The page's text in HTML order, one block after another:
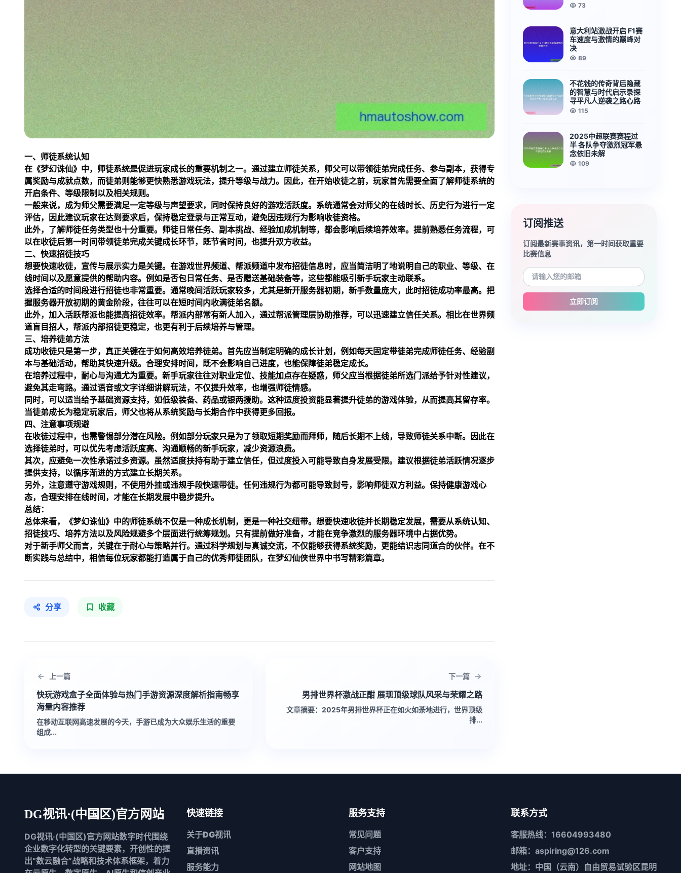
一、师徒系统认知
在《梦幻诛仙》中，师徒系统是促进玩家成长的重要机制之一。通过建立师徒关系，师父可以带领徒弟完成任务、参与副本，获得专
属奖励与成就点数，而徒弟则能够更快熟悉游戏玩法，提升等级与战力。因此，在开始收徒之前，玩家首先需要全面了解师徒系统的
开启条件、等级限制以及相关规则。
一般来说，成为师父需要满足一定等级与声望要求，同时保持良好的游戏活跃度。系统通常会对师父的在线时长、历史行为进行一定
评估，因此建议玩家在达到要求后，保持稳定登录与正常互动，避免因违规行为影响收徒资格。
此外，了解师徒任务类型也十分重要。师徒日常任务、副本挑战、经验加成机制等，都会影响后续培养效率。提前熟悉任务流程，可
以在收徒后第一时间带领徒弟完成关键成长环节，既节省时间，也提升双方收益。
二、快速招徒技巧
想要快速收徒，宣传与展示实力是关键。在游戏世界频道、帮派频道中发布招徒信息时，应当简洁明了地说明自己的职业、等级、在
线时间以及愿意提供的帮助内容。例如是否包日常任务、是否赠送基础装备等，这些都能吸引新手玩家主动联系。
选择合适的时间段进行招徒也非常重要。通常晚间活跃玩家较多，尤其是新开服务器初期，新手数量庞大，此时招徒成功率最高。把
握服务器开放初期的黄金阶段，往往可以在短时间内收满徒弟名额。
此外，加入活跃帮派也能提高招徒效率。帮派内部常有新人加入，通过帮派管理层协助推荐，可以迅速建立信任关系。相比在世界频
道盲目招人，帮派内部招徒更稳定，也更有利于后续培养与管理。
三、培养徒弟方法
成功收徒只是第一步，真正关键在于如何高效培养徒弟。首先应当制定明确的成长计划，例如每天固定带徒弟完成师徒任务、经验副
本与基础活动，帮助其快速升级。合理安排时间，既不会影响自己进度，也能保障徒弟稳定成长。
在培养过程中，耐心与沟通尤为重要。新手玩家往往对职业定位、技能加点存在疑惑，师父应当根据徒弟所选门派给予针对性建议，
避免其走弯路。通过语音或文字详细讲解玩法，不仅提升效率，也增强师徒情感。
同时，可以适当给予基础资源支持，如低级装备、药品或银两援助。这种适度投资能显著提升徒弟的游戏体验，从而提高其留存率。
当徒弟成长为稳定玩家后，师父也将从系统奖励与长期合作中获得更多回报。
四、注意事项规避
在收徒过程中，也需警惕部分潜在风险。例如部分玩家只是为了领取短期奖励而拜师，随后长期不上线，导致师徒关系中断。因此在
选择徒弟时，可以优先考虑活跃度高、沟通顺畅的新手玩家，减少资源浪费。
其次，应避免一次性承诺过多资源。虽然适度扶持有助于建立信任，但过度投入可能导致自身发展受限。建议根据徒弟活跃情况逐步
提供支持，以循序渐进的方式建立长期关系。
另外，注意遵守游戏规则，不使用外挂或违规手段快速带徒。任何违规行为都可能导致封号，影响师徒双方利益。保持健康游戏心
态，合理安排在线时间，才能在长期发展中稳步提升。
总结：
总体来看，《梦幻诛仙》中的师徒系统不仅是一种成长机制，更是一种社交纽带。想要快速收徒并长期稳定发展，需要从系统认知、
招徒技巧、培养方法以及风险规避多个层面进行统筹规划。只有提前做好准备，才能在竞争激烈的服务器环境中占据优势。
对于新手师父而言，关键在于耐心与策略并行。通过科学规划与真诚交流，不仅能够获得系统奖励，更能结识志同道合的伙伴。在不
断实践与总结中，相信每位玩家都能打造属于自己的优秀师徒团队，在梦幻仙侠世界中书写精彩篇章。
分享 收藏
上一篇
快玩游戏盒子全面体验与热门手游资源深度解析指南畅享
海量内容推荐
在移动互联网高速发展的今天，手游已成为大众娱乐生活的重要
组成...
下一篇
男排世界杯激战正酣 展现顶级球队风采与荣耀之路
文章摘要：2025年男排世界杯正在如火如荼地进行，世界顶级
排...
73
意大利站激战开启 F1赛
车速度与激情的巅峰对
决
89
不花钱的传奇背后隐藏
的智慧与时代启示录探
寻平凡人逆袭之路心路
115
2025中超联赛赛程过
半 各队争夺激烈冠军悬
念依旧未解
109
订阅推送
订阅最新赛事资讯，第一时间获取重要
比赛信息
立即订阅
DG视讯·(中国区)官方网站
DG视讯·(中国区)官方网站数字时代围绕
企业数字化转型的关键要素，开创性的提
出“数云融合”战略和技术体系框架，着力
快速链接
关于DG视讯
直播资讯
服务能力
服务支持
常见问题
客户支持
网站地图
联系方式
客服热线：16604993480
邮箱：aspiring@126.com
地址：中国（云南）自由贸易试验区昆明